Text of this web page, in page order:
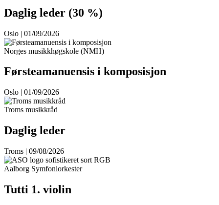
Daglig leder (30 %)
Oslo | 01/09/2026
Norges musikkhøgskole (NMH)
Førsteamanuensis i komposisjon
Oslo | 01/09/2026
Troms musikkråd
Daglig leder
Troms | 09/08/2026
Aalborg Symfoniorkester
Tutti 1. violin